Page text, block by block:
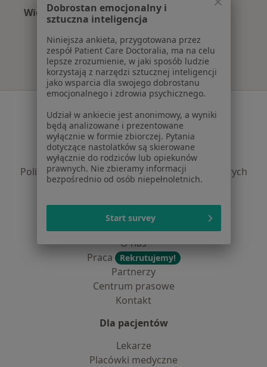
Więcej (10)
Więcej w kategorii: Najpopularniejsze
Regulamin
Polityka prywatności pacjentów
Polityka prywatności profesjonalistów
Polityka prywatności dla profesjonalistów, których
dane pozyskaliśmy samodzielnie
Jak działają wyniki wyszukiwania
Dostępność
O nas
Praca
Rekrutujemy!
Partnerzy
Centrum prasowe
Kontakt
Dla pacjentów
Lekarze
Placówki medyczne
Dobrostan emocjonalny i
sztuczna inteligencja
Niniejsza ankieta, przygotowana przez
zespół Patient Care Doctoralia, ma na celu
lepsze zrozumienie, w jaki sposób ludzie
korzystają z narzędzi sztucznej inteligencji
jako wsparcia dla swojego dobrostanu
emocjonalnego i zdrowia psychicznego.
Udział w ankiecie jest anonimowy, a wyniki
będą analizowane i prezentowane
wyłącznie w formie zbiorczej. Pytania
dotyczące nastolatków są skierowane
wyłącznie do rodziców lub opiekunów
prawnych. Nie zbieramy informacji
bezpośrednio od osób niepełnoletnich.
Start survey